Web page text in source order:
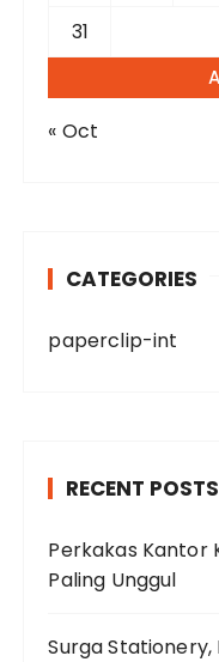
31
« Oct
CATEGORIES
paperclip-int
RECENT POSTS
Perkakas Kantor
Paling Unggul
Surga